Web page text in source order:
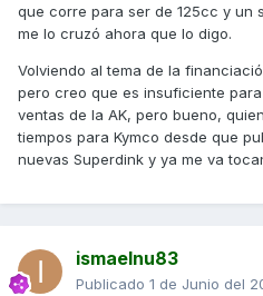
que corre para ser de 125cc y un
me lo cruzó ahora que lo digo.
Volviendo al tema de la
pero creo que es insuficiente
ventas de la AK, pero bueno,
tiempos para Kymco desde que
nuevas Superdink y ya me va
ismaelnu83
Publicado 1 de Junio del